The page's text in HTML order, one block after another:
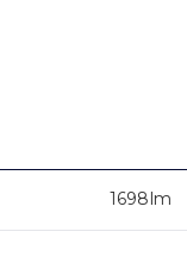
1698lm